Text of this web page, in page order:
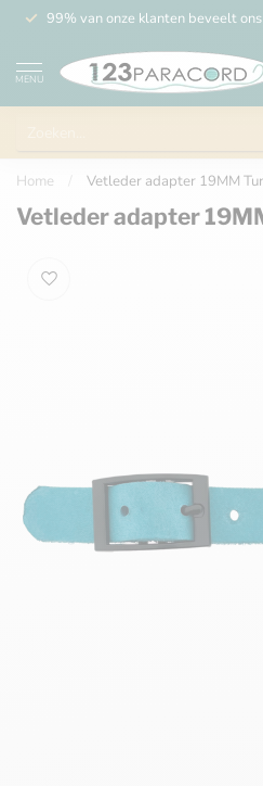
99% van onze klanten beveelt
MENU
Home Vetleder adapter 19MM
Vetleder adapter